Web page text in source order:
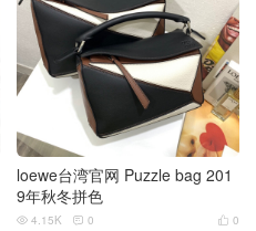
loewe台湾官网 Puzzle bag 201
9年秋冬拼色
 0
 4.15K  0